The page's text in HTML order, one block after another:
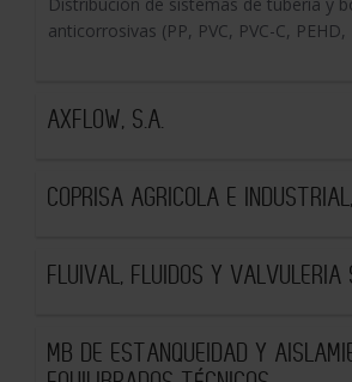
anticorrosivas (PP, PVC, PVC-C,
AXFLOW, S.A.
COPRISA AGRICOLA E
FLUIVAL, FLUIDOS Y VALVULERIA
MB DE ESTANQUEIDAD Y